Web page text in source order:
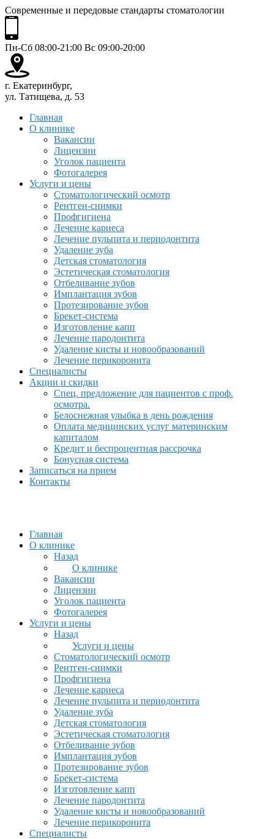
Современные и передовые стандарты стоматологии
Пн-Сб 08:00-21:00 Вс 09:00-20:00
г. Екатеринбург,
ул. Татищева, д. 53
Главная
О клинике
Вакансии
Лицензии
Уголок пациента
Фотогалерея
Услуги и цены
Стоматологический осмотр
Рентген-снимки
Профгигиена
Лечение кариеса
Лечение пульпита и периодонтита
Удаление зуба
Детская стоматология
Эстетическая стоматология
Отбеливание зубов
Имплантация зубов
Протезирование зубов
Брекет-система
Изготовление капп
Лечение пародонтита
Удаление кисты и новообразований
Лечение перикоронита
Специалисты
Акции и скидки
Спец. предложение для пациентов с проф.
осмотра.
Белоснежная улыбка в день рождения
Оплата медицинских услуг материнским
капиталом
Кредит и беспроцентная рассрочка
Бонусная система
Записаться на прием
Контакты
Главная
О клинике
Назад
О клинике
Вакансии
Лицензии
Уголок пациента
Фотогалерея
Услуги и цены
Назад
Услуги и цены
Стоматологический осмотр
Рентген-снимки
Профгигиена
Лечение кариеса
Лечение пульпита и периодонтита
Удаление зуба
Детская стоматология
Эстетическая стоматология
Отбеливание зубов
Имплантация зубов
Протезирование зубов
Брекет-система
Изготовление капп
Лечение пародонтита
Удаление кисты и новообразований
Лечение перикоронита
Специалисты